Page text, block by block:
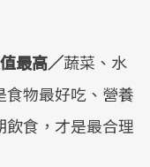
最高／蔬菜、水
物最好吃、營養
食，才是最合理